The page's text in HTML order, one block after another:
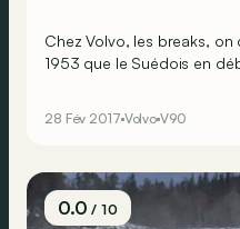
Chez Volvo, les breaks,
1953 que le Suédois en
Mercedes Classe E break
28 Fév 2017 Volvo V90
0.0/ 10